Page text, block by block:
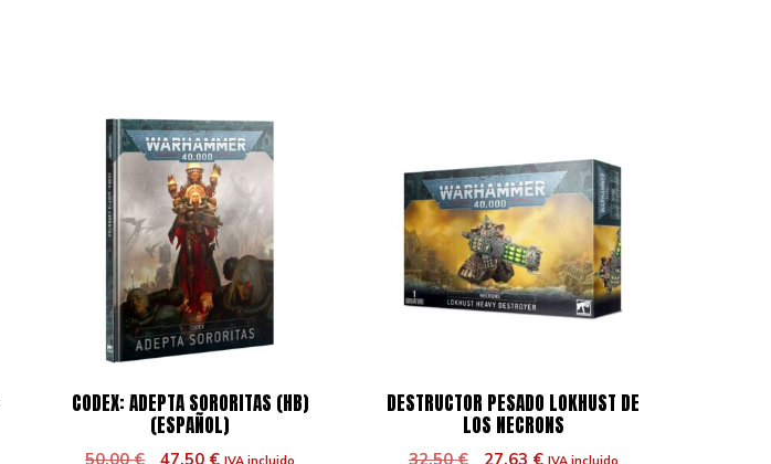
CODEX: ADEPTA SORORITAS (HB)
(ESPAÑOL)
50,00€ El
47,50 €ElIVA incluido
DESTRUCTOR PESADO LOKHUST DE
LOS NECRONS
32,50€ El
27,63 €ElIVA incluido